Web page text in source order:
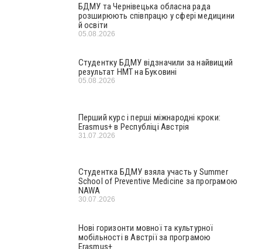
БДМУ та Чернівецька обласна рада
розширюють співпрацю у сфері медицини
й освіти
05.08.2026
Студентку БДМУ відзначили за найвищий
результат НМТ на Буковині
05.08.2026
Перший курс і перші міжнародні кроки:
Erasmus+ в Республіці Австрія
31.07.2026
Студентка БДМУ взяла участь у Summer
School of Preventive Medicine за програмою
NAWA
30.07.2026
Нові горизонти мовної та культурної
мобільності в Австрії за програмою
Erasmus+